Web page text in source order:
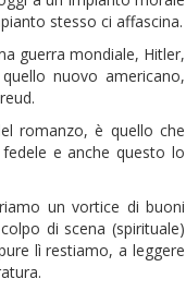
stesso ci affascina.
guerra mondiale, Hitler,
nuovo americano,
romanzo, è quello che
e anche questo lo
un vortice di buoni
di scena (spirituale)
lì restiamo, a leggere